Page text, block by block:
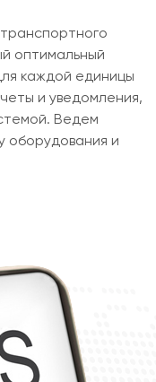
оптимальный
каждой единицы
и уведомления,
Ведем
оборудования и